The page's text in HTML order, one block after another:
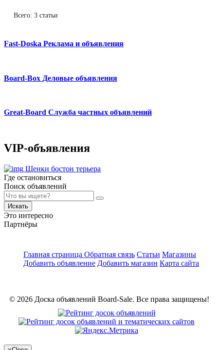
Всего: 3 статьи
Fast-Doska Реклама и объявления
Board-Box Деловые объявления
Great-Board Служба частных объявлений
VIP-объявления
Щенки бостон терьера
Где остановиться
Поиск объявлений
Искать
Это интересно
Партнёры
Главная страница Обратная связь Статьи Магазины
Добавить объявление Добавить магазин Карта сайта
© 2026 Доска объявлений Board-Sale. Все права защищены!